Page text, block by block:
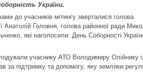
України.
до учасників мітингу зверталися голова
Анатолій Головня, голова районної ради
які наголосили: День Соборності
учаснику АТО Володимиру Олійнику
за підтримку та допомогу, яку земляки